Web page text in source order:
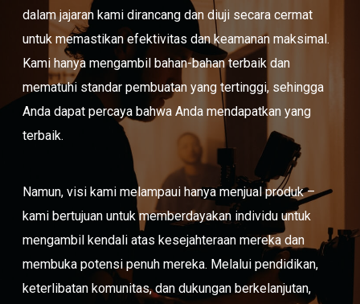
dalam jajaran kami dirancang dan diuji secara cermat
untuk memastikan efektivitas dan keamanan maksimal.
Kami hanya mengambil bahan-bahan terbaik dan
mematuhi standar pembuatan yang tertinggi, sehingga
Anda dapat percaya bahwa Anda mendapatkan yang
terbaik.
Namun, visi kami melampaui hanya menjual produk –
kami bertujuan untuk memberdayakan individu untuk
mengambil kendali atas kesejahteraan mereka dan
membuka potensi penuh mereka. Melalui pendidikan,
keterlibatan komunitas, dan dukungan berkelanjutan,